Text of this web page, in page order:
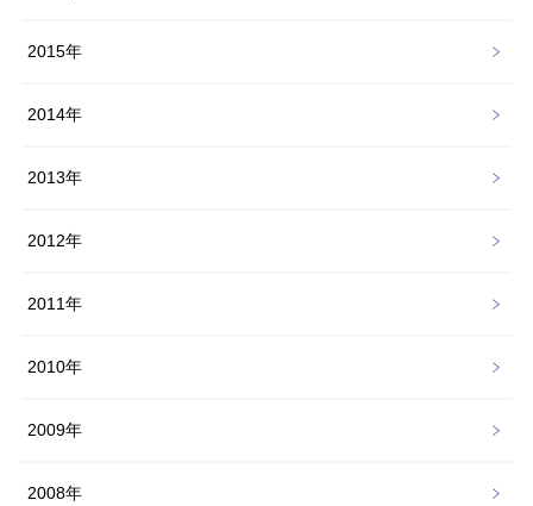
2015年
2014年
2013年
2012年
2011年
2010年
2009年
2008年